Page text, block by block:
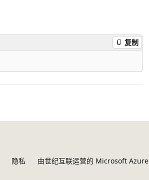
复制
隐私 由世纪互联运营的 Microsoft Azure